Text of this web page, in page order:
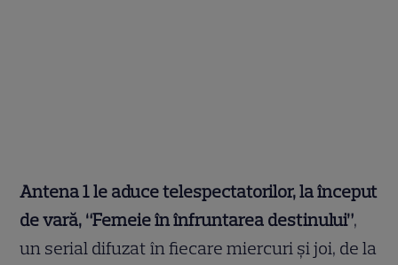
Antena 1 le aduce telespectatorilor, la început
de vară, “Femeie în înfruntarea destinului”,
un serial difuzat în fiecare miercuri și joi, de la